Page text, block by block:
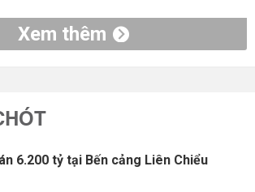
Xem thêm
6.200 tỷ tại Bến cảng Liên Chiểu